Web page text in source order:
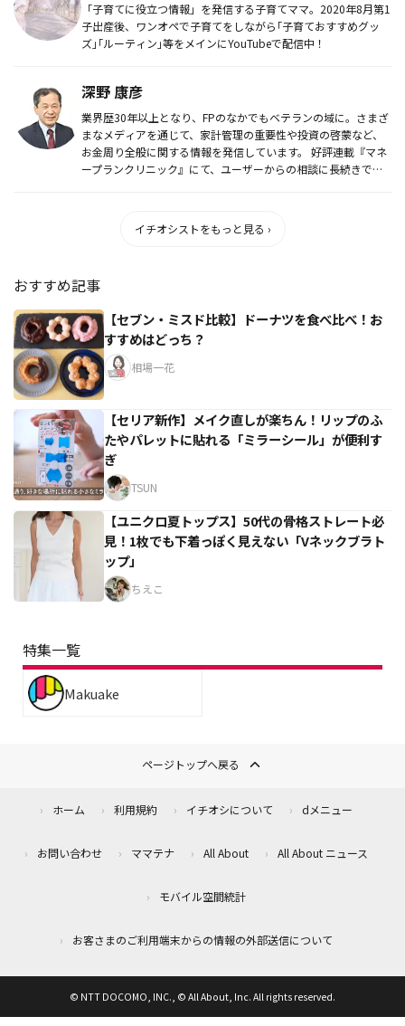
「子育てに役立つ情報」を発信する子育てママ。2020年8月第1
子出産後、ワンオペで子育てをしながら｢子育ておすすめグッ
ズ｣｢ルーティン｣等をメインにYouTubeで配信中！
深野 康彦
業界歴30年以上となり、FPのなかでもベテランの域に。さまざ
まなメディアを通じて、家計管理の重要性や投資の啓蒙など、
お金周り全般に関する情報を発信しています。 好評連載『マネ
ープランクリニック』にて、ユーザーからの相談に長続きでき
イチオシストをもっと見る ›
おすすめ記事
【セブン・ミスド比較】ドーナツを食べ比べ！お
すすめはどっち？
相場一花
【セリア新作】メイク直しが楽ちん！リップのふ
たやパレットに貼れる「ミラーシール」が便利す
ぎ
TSUN
【ユニクロ夏トップス】50代の骨格ストレート必
見！1枚でも下着っぽく見えない「Vネックブラト
ップ」
ちえこ
特集一覧
Makuake
ページトップへ戻る
ホーム 利用規約 イチオシについて dメニュー
お問い合わせ ママテナ All About All About ニュース
モバイル空間統計
お客さまのご利用端末からの情報の外部送信について
© NTT DOCOMO, INC., © All About, Inc. All rights reserved.